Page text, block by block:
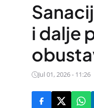
i dalje
Jul 01, 2026 - 11:26